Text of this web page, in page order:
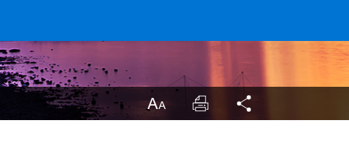
絲
放大 列印